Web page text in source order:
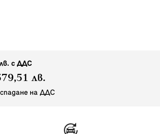
с ДДС
лв.
на ДДС